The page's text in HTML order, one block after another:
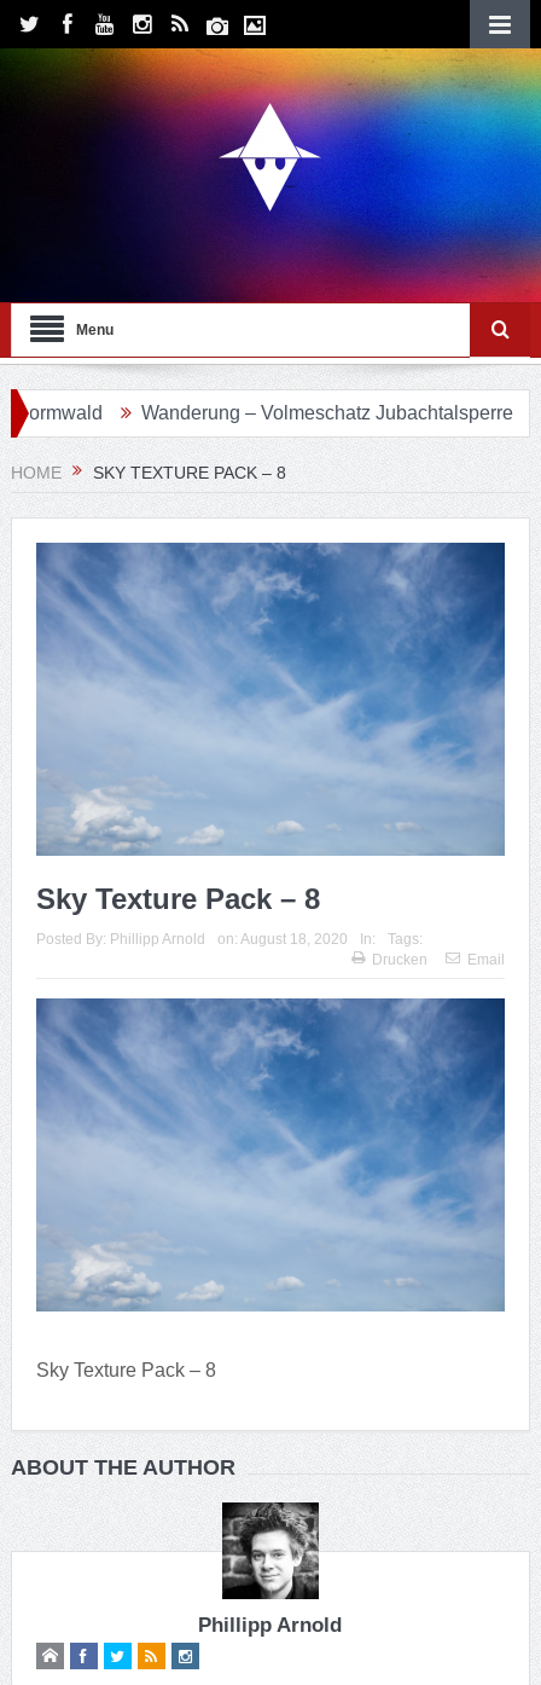
Menu
Wanderung – Volmeschatz Jubachtalsperre
HOME SKY TEXTURE PACK – 8
Sky Texture Pack – 8
Posted By: Phillipp Arnold on: August 18, 2020 In:
Tags:
Drucken
Email
Sky Texture Pack – 8
ABOUT THE AUTHOR
Phillipp Arnold